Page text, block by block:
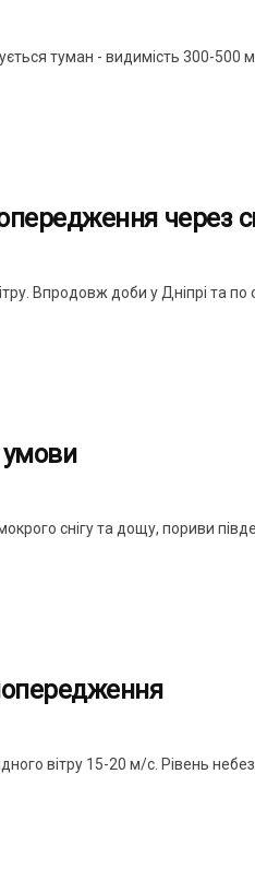
туман - видимість 300-500
через
Впродовж доби у Дніпрі та по
умови
снігу та дощу, пориви
вітру 15-20 м/с. Рівень